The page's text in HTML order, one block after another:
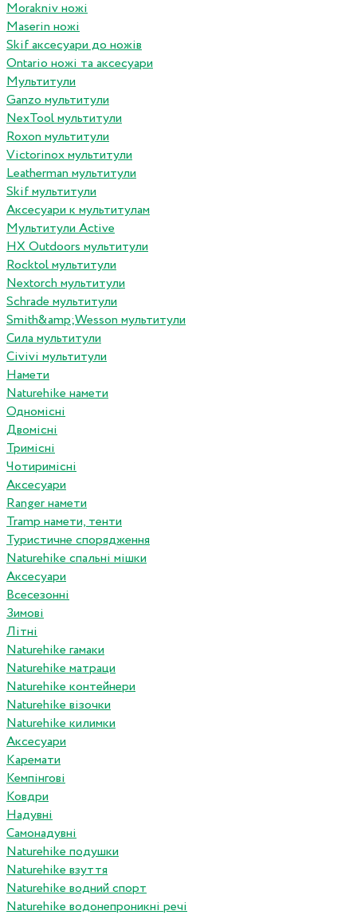
Morakniv ножі
Maserin ножі
Skif аксесуари до ножів
Ontario ножі та аксесуари
Мультитули
Ganzo мультитули
NexTool мультитули
Roxon мультитули
Victorinox мультитули
Leatherman мультитули
Skif мультитули
Аксесуари к мультитулам
Мультитули Active
HX Outdoors мультитули
Rocktol мультитули
Nextorch мультитули
Schrade мультитули
Smith&amp;Wesson мультитули
Сила мультитули
Civivi мультитули
Намети
Naturehike намети
Одномісні
Двомісні
Тримісні
Чотиримісні
Аксесуари
Ranger намети
Tramp намети, тенти
Туристичне спорядження
Naturehike спальні мішки
Аксесуари
Всесезонні
Зимові
Літні
Naturehike гамаки
Naturehike матраци
Naturehike контейнери
Naturehike візочки
Naturehike килимки
Аксесуари
Каремати
Кемпінгові
Ковдри
Надувні
Самонадувні
Naturehike подушки
Naturehike взуття
Naturehike водний спорт
Naturehike водонепроникні речі